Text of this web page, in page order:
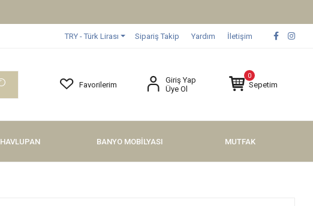
TRY - Türk Lirası Sipariş Takip Yardım İletişim
Favorilerim
Giriş Yap
Üye Ol
0
Sepetim
HAVLUPAN BANYO MOBİLYASI MUTFAK